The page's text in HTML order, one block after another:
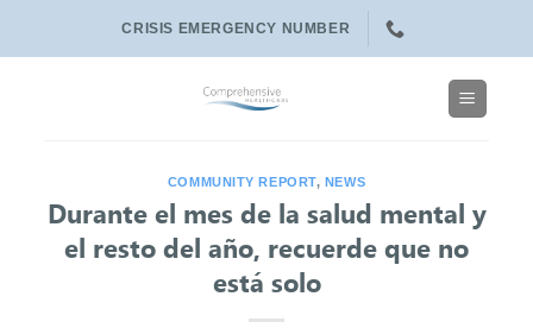
CRISIS EMERGENCY NUMBER
COMMUNITY REPORT, NEWS
Durante el mes de la salud mental y
el resto del año, recuerde que no
está solo